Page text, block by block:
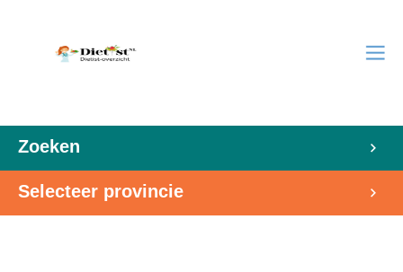
Zoeken
Selecteer provincie